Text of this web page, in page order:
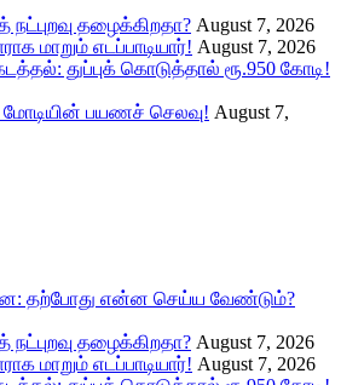
தழைக்கிறதா? August 7, 2026
மாறும் எடப்பாடியார்! August 7, 2026
துப்புக் கொடுத்தால் ரூ.950 கோடி!
மோடியின் பயணச் செலவு! August 7,
தற்போது என்ன செய்ய வேண்டும்?
தழைக்கிறதா? August 7, 2026
மாறும் எடப்பாடியார்! August 7, 2026